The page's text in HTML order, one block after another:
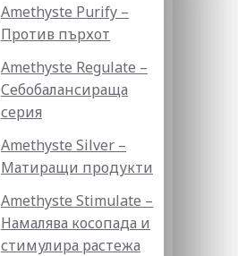
Amethyste Purify –
Против пърхот
Amethyste Regulate –
Себобалансираща
серия
Amethyste Silver –
Матиращи продукти
Amethyste Stimulate –
Намалява косопада и
стимулира растежа